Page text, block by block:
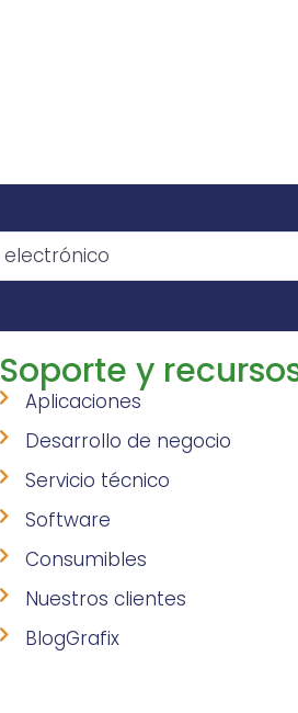
Soporte y
Aplicaciones
Desarrollo de negocio
Servicio técnico
Software
Consumibles
Nuestros clientes
BlogGrafix